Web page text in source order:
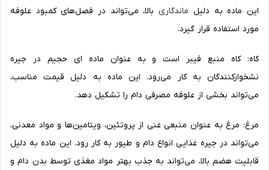
این ماده به دلیل ماندگاری بالا، می‌تواند در فصل‌های کمبود علوفه
مورد استفاده قرار گیرد.
کاه: کاه منبع فیبر است و به عنوان ماده ای حجیم در جیره
نشخوارکنندگان به کار می‌رود. این ماده به دلیل قیمت مناسب،
می‌تواند بخشی از علوفه مصرفی دام را تشکیل دهد.
مرغ: مرغ به عنوان منبعی غنی از پروتئین، ویتامین‌ها و مواد معدنی،
می‌تواند در جیره غذایی انواع دام و طیور به کار رود. این ماده به دلیل
قابلیت هضم بالا، می‌تواند به جذب بهتر مواد مغذی توسط بدن دام و